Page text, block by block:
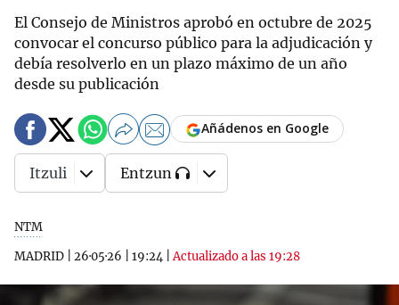
El Consejo de Ministros aprobó en octubre de 2025
convocar el concurso público para la adjudicación y
debía resolverlo en un plazo máximo de un año
desde su publicación
NTM
MADRID
26·05·26 19:24 |Actualizado a las 19:28
Añádenos en Google
Itzuli Entzun